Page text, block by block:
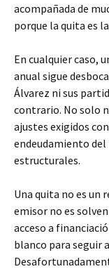
acompañada de
porque la quita es
En cualquier caso,
anual sigue
Álvarez ni sus
contrario. No solo
ajustes exigidos
endeudamiento
estructurales.
Una quita no es un
emisor no es
acceso a
blanco para seguir